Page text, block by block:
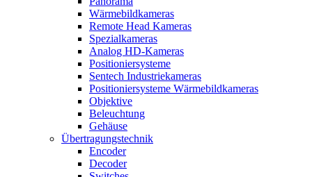
Wärmebildkameras
Remote Head Kameras
Spezialkameras
Analog HD-Kameras
Positioniersysteme
Sentech Industriekameras
Positioniersysteme Wärmebildkameras
Objektive
Beleuchtung
Gehäuse
Übertragungstechnik
Encoder
Decoder